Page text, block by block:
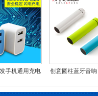
手机通用充电
行充电头
创意圆柱蓝牙音
厂家直销